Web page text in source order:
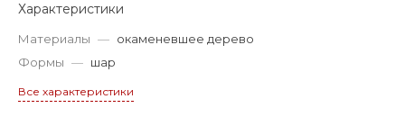
Характеристики
Материалы — окаменевшее дерево
Формы — шар
Все характеристики